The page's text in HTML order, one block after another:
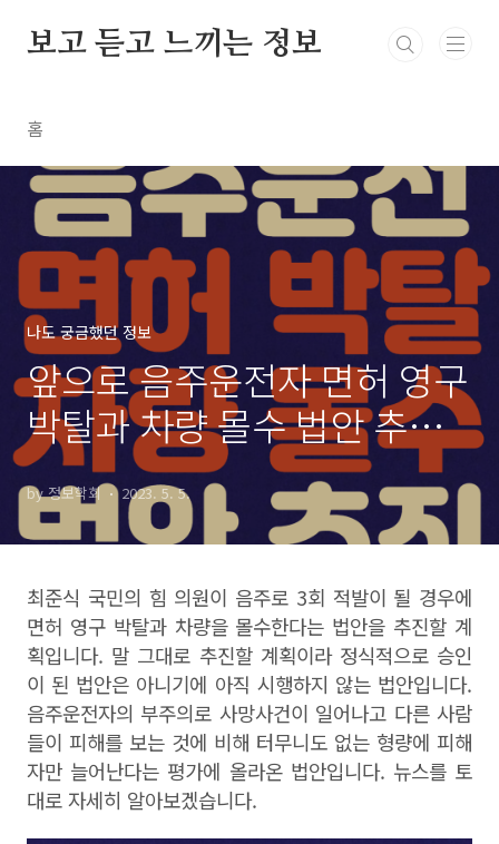
보고 듣고 느끼는 정보
홈
나도 궁금했던 정보
앞으로 음주운전자 면허 영구
박탈과 차량 몰수 법안 추진
할 계획
by 정보학회 2023. 5. 5.
최준식 국민의 힘 의원이 음주로 3회 적발이 될 경우에
면허 영구 박탈과 차량을 몰수한다는 법안을 추진할 계
획입니다. 말 그대로 추진할 계획이라 정식적으로 승인
이 된 법안은 아니기에 아직 시행하지 않는 법안입니다.
음주운전자의 부주의로 사망사건이 일어나고 다른 사람
들이 피해를 보는 것에 비해 터무니도 없는 형량에 피해
자만 늘어난다는 평가에 올라온 법안입니다. 뉴스를 토
대로 자세히 알아보겠습니다.